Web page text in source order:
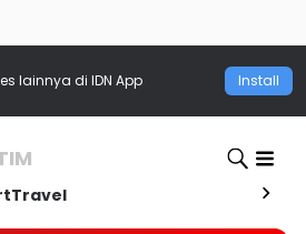
lainnya di IDN App Install
Travel